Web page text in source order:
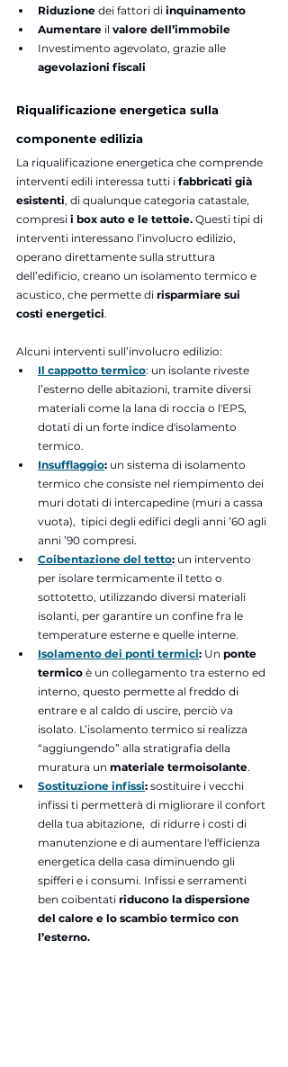
Riduzione dei fattori di inquinamento
Aumentare il valore dell’immobile
Investimento agevolato, grazie alle
agevolazioni fiscali
Riqualificazione energetica sulla
componente edilizia
La riqualificazione energetica che comprende
interventi edili interessa tutti i fabbricati già
esistenti, di qualunque categoria catastale,
compresi i box auto e le tettoie. Questi tipi di
interventi interessano l’involucro edilizio,
operano direttamente sulla struttura
dell’edificio, creano un isolamento termico e
acustico, che permette di risparmiare sui
costi energetici.
Alcuni interventi sull’involucro edilizio:
Il cappotto termico: un isolante riveste
l’esterno delle abitazioni, tramite diversi
materiali come la lana di roccia o l'EPS,
dotati di un forte indice d'isolamento
termico.
Insufflaggio: un sistema di isolamento
termico che consiste nel riempimento dei
muri dotati di intercapedine (muri a cassa
vuota),  tipici degli edifici degli anni ’60 agli
anni ’90 compresi.
Coibentazione del tetto: un intervento
per isolare termicamente il tetto o
sottotetto, utilizzando diversi materiali
isolanti, per garantire un confine fra le
temperature esterne e quelle interne.
Isolamento dei ponti termici: Un ponte
termico è un collegamento tra esterno ed
interno, questo permette al freddo di
entrare e al caldo di uscire, perciò va
isolato. L’isolamento termico si realizza
“aggiungendo” alla stratigrafia della
muratura un materiale termoisolante.
Sostituzione infissi: sostituire i vecchi
infissi ti permetterà di migliorare il confort
della tua abitazione,  di ridurre i costi di
manutenzione e di aumentare l'efficienza
energetica della casa diminuendo gli
spifferi e i consumi. Infissi e serramenti
ben coibentati riducono la dispersione
del calore e lo scambio termico con
l’esterno.